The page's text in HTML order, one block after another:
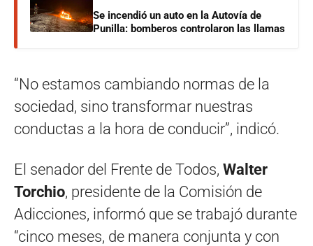
Se incendió un auto en la Autovía de
Punilla: bomberos controlaron las llamas
“No estamos cambiando normas de la
sociedad, sino transformar nuestras
conductas a la hora de conducir”, indicó.
El senador del Frente de Todos, Walter
Torchio, presidente de la Comisión de
Adicciones, informó que se trabajó durante
“cinco meses, de manera conjunta y con